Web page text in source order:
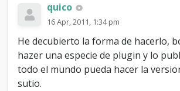
e
i
f
o
r
o
quico
16 Apr, 2011, 1:34 pm
He decubierto la forma de hacerlo,
hazer una especie de plugin y lo
todo el mundo pueda hacer la
sutio.